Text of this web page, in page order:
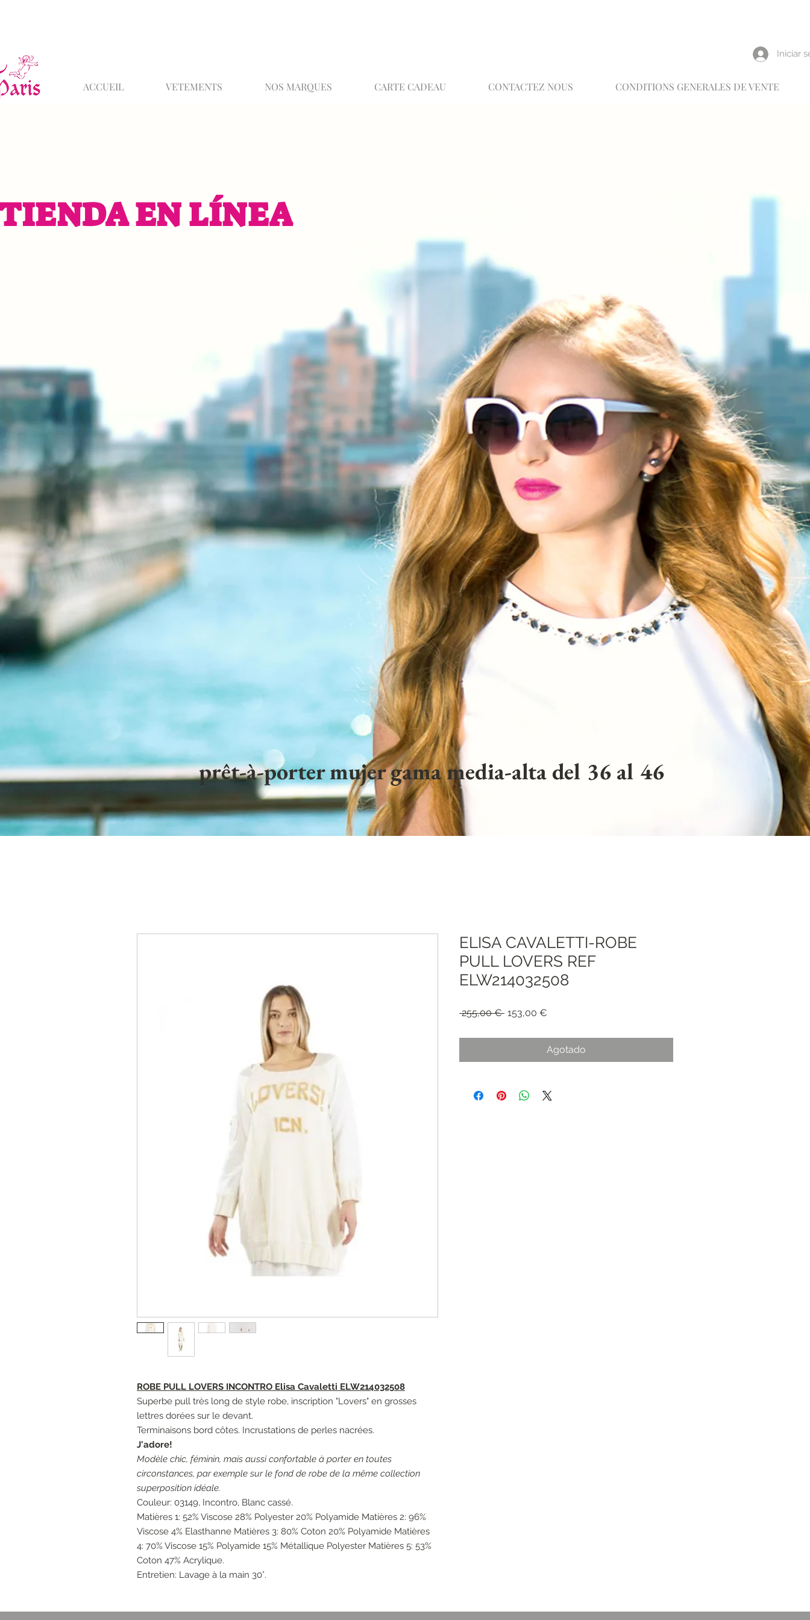
Iniciar
ACCUEIL VETEMENTS NOS MARQUES CARTE CADEAU CONTACTEZ NOUS CONDITIONS GENERALES DE VENTE
EN LÍNEA
prêt-à-porter mujer gama media-alta del 36 al 46
ROBE PULL LOVERS INCONTRO Elisa Cavaletti ELW214032508
Superbe pull très long de style robe, inscription "Lovers" en grosses
lettres dorées sur le devant.
Terminaisons bord côtes. Incrustations de perles nacrées.
J'adore!
Modèle chic, féminin, mais aussi confortable à porter en toutes
circonstances, par exemple sur le fond de robe de la même collection
superposition idéale.
Couleur: 03149, Incontro, Blanc cassé.
Matières 1: 52% Viscose 28% Polyester 20% Polyamide Matières 2: 96%
Viscose 4% Elasthanne Matières 3: 80% Coton 20% Polyamide Matières
4: 70% Viscose 15% Polyamide 15% Métallique Polyester Matières 5: 53%
Coton 47% Acrylique.
Entretien: Lavage à la main 30°.
ELISA CAVALETTI-ROBE
PULL LOVERS REF
ELW214032508
255,00 € Precio
153,00 €
Agotado